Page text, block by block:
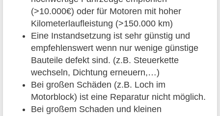
(>10.000€) oder für Motoren mit hoher
Kilometerlaufleistung (>150.000 km)
Eine Instandsetzung ist sehr günstig und
empfehlenswert wenn nur wenige günstige
Bauteile defekt sind. (z.B. Steuerkette
wechseln, Dichtung erneuern,…)
Bei großen Schäden (z.B. Loch im
Motorblock) ist eine Reparatur nicht möglich.
Bei großem Schaden und kleinen